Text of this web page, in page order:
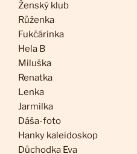
Ženský klub
Růženka
Fukčárinka
Hela B
Miluška
Renatka
Lenka
Jarmilka
Dáša-foto
Hanky kaleidoskop
Důchodka Eva